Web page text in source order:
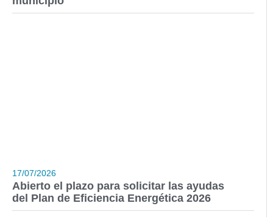
17/07/2026
Abierto el plazo para solicitar las ayudas
del Plan de Eficiencia Energética 2026